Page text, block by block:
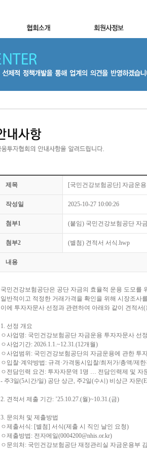
제목 [국민건강보험공단] 자금운
작성일 2025-10-27 10:00:26
첨부1 (붙임) 국민건강보험공단 자
첨부2 (별첨) 견적서 서식.hwp
내용
국민건강보험공단은 공단 자금의 효율적 운용 도모를
일반적이고 적정한 거래가격을 확인을 위해 시장조사
이에 투자자문사 선정과 관련하여 아래와 같이 견적
1. 선정 개요
ㅇ사업명: 국민건강보험공단 자금운용 투자자문사 선정
ㅇ사업기간: 2026.1.1.~12.31.(12개월)
ㅇ사업범위: 국민건강보험공단의 자금운용에 관한 투
ㅇ입찰·계약방법: 규격·가격동시입찰/최저가/총액/제
ㅇ전담인력 요건: 투자자문역 1명 … 전담인력제 및 자
- 주3일(5시간/일) 공단 상근, 주2일(수시) 비상근 자문
2. 견적서 제출 기간: ’25.10.27.(월)~10.31.(금)
3. 문의처 및 제출방법
ㅇ제출서식: [별첨] 서식(제출 시 직인 날인 요청)
ㅇ제출방법: 전자메일(0004200@nhis.or.kr)
ㅇ문의처: 국민건강보험공단 재정관리실 자금운용부